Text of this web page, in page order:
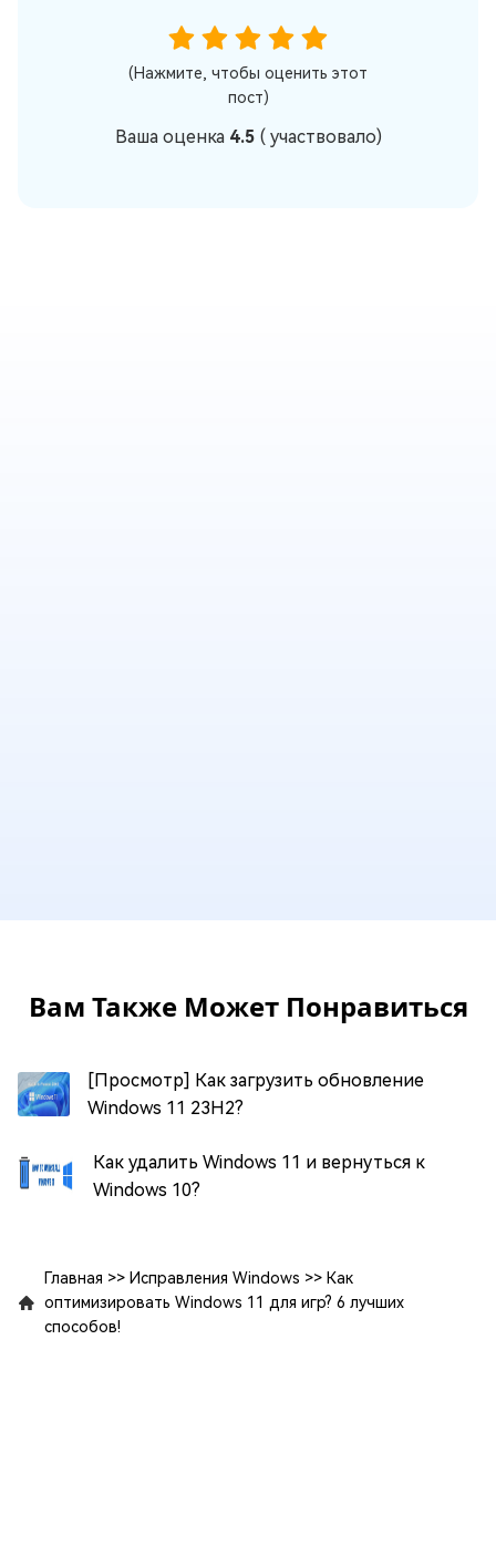
(Нажмите, чтобы оценить этот
пост)
Ваша оценка 4.5 (участвовало)
Вам Также Может Понравиться
[Просмотр] Как загрузить обновление
Windows 11 23H2?
Как удалить Windows 11 и вернуться к
Windows 10?
Главная >> Исправления Windows >> Как
оптимизировать Windows 11 для игр? 6 лучших
способов!